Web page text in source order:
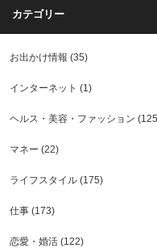
カテゴリー
お出かけ情報 (35)
インターネット (1)
ヘルス・美容・ファッション
マネー (22)
ライフスタイル(175)
仕事(173)
恋愛・婚活(122)